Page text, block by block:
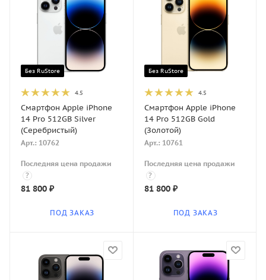
Без RuStore
4.5
Смартфон Apple iPhone
14 Pro 512GB Silver
(Серебристый)
Арт.: 10762
Последняя цена продажи
?
81 800 ₽
ПОД ЗАКАЗ
Без RuStore
4.5
Смартфон Apple iPhone
14 Pro 512GB Gold
(Золотой)
Арт.: 10761
Последняя цена продажи
?
81 800₽
ПОД ЗАКАЗ